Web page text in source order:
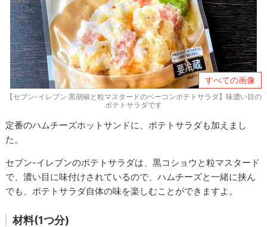
すべての画像
【セブン-イレブン 黒胡椒と粒マスタードのベーコンポテトサラダ】味濃い目の
ポテトサラダです
定番のハムチーズホットサンドに、ポテトサラダも加えまし
た。
セブン-イレブンのポテトサラダは、黒コショウと粒マスタード
で、濃い目に味付けされているので、ハムチーズと一緒に挟ん
でも、ポテトサラダ自体の味を楽しむことができますよ。
材料(1つ分)